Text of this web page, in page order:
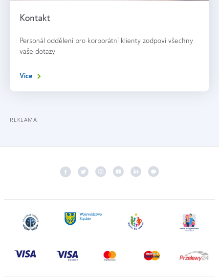
Kontakt
Personál oddělení pro korporátní klienty zodpoví všechny
vaše dotazy
Více
REKLAMA